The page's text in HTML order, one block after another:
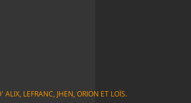
LEFRANC, JHEN, ORION ET LOÏS.